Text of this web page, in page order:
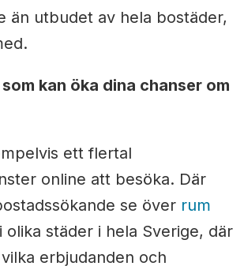
än utbudet av hela bostäder,
kan öka dina chanser om
ett flertal
online att besöka. Där
se över rum
i olika städer i hela Sverige, där
erbjudanden och